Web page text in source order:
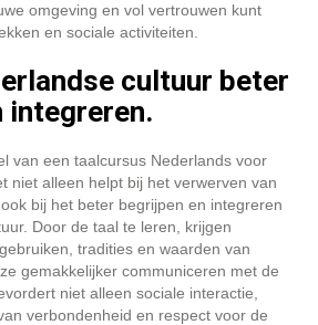
omgeving en vol vertrouwen kunt
en sociale activiteiten.
cultuur beter
integreren.
van een taalcursus Nederlands voor
niet alleen helpt bij het verwerven van
bij het beter begrijpen en integreren
Door de taal te leren, krijgen
tradities en waarden van
gemakkelijker communiceren met de
niet alleen sociale interactie,
verbondenheid en respect voor de